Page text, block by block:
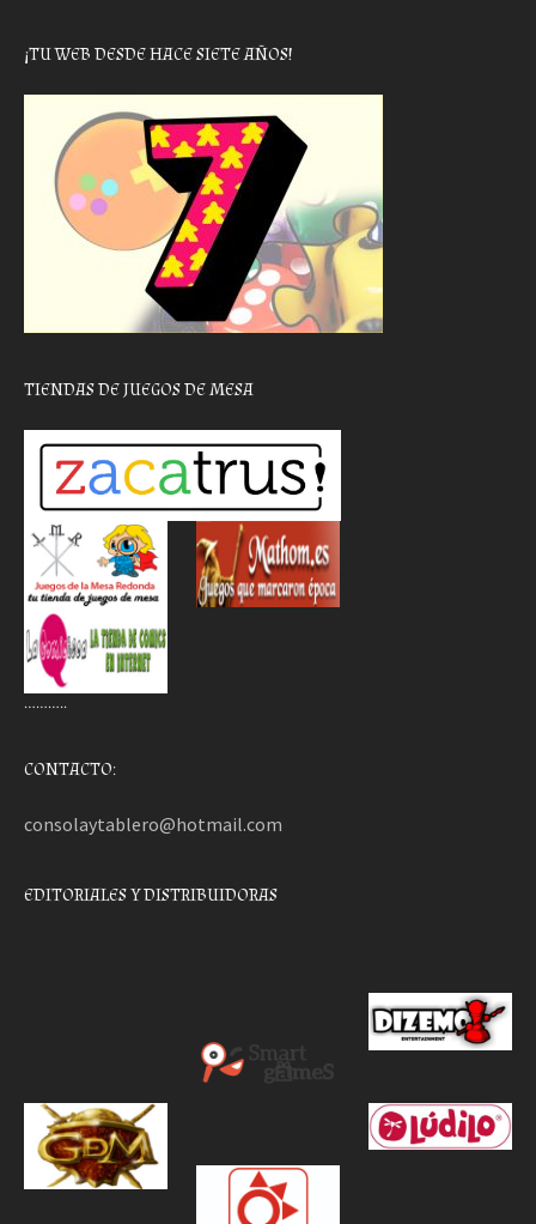
¡TU WEB DESDE HACE SIETE AÑOS!
TIENDAS DE JUEGOS DE MESA
………..
CONTACTO:
consolaytablero@hotmail.com
EDITORIALES Y DISTRIBUIDORAS